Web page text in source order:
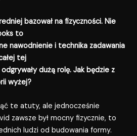
bazował na fizyczności. Nie
to
nawodnienie i technika zadawania
tej
dużą rolę. Jak będzie z
wyżej?
te atuty, ale jednocześnie
zawsze był mocny fizycznie, to
ludzi od budowania formy.